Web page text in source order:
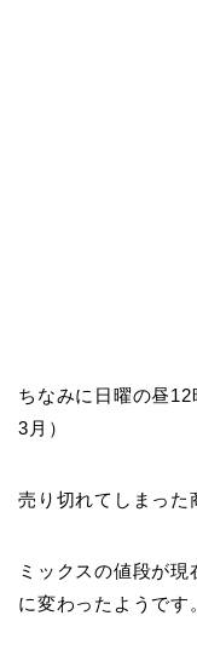
ちなみに日曜の昼
3月）
売り切れてしまった
ミックスの値段が
に変わったようです